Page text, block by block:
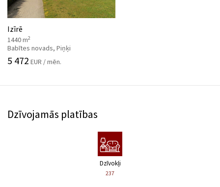
Izīrē
1440 m2
Babītes novads, Piņķi
5 472 EUR / mēn.
Dzīvojamās platības
Dzīvokļi
237